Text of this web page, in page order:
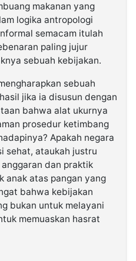
makanan yang
logika antropologi
semacam itulah
paling jujur
sebuah kebijakan.
sebuah
jika ia disusun dengan
bahwa alat ukurnya
prosedur ketimbang
Apakah negara
sehat, ataukah justru
dan praktik
anak atas pangan yang
bahwa kebijakan
bukan untuk melayani
memuaskan hasrat